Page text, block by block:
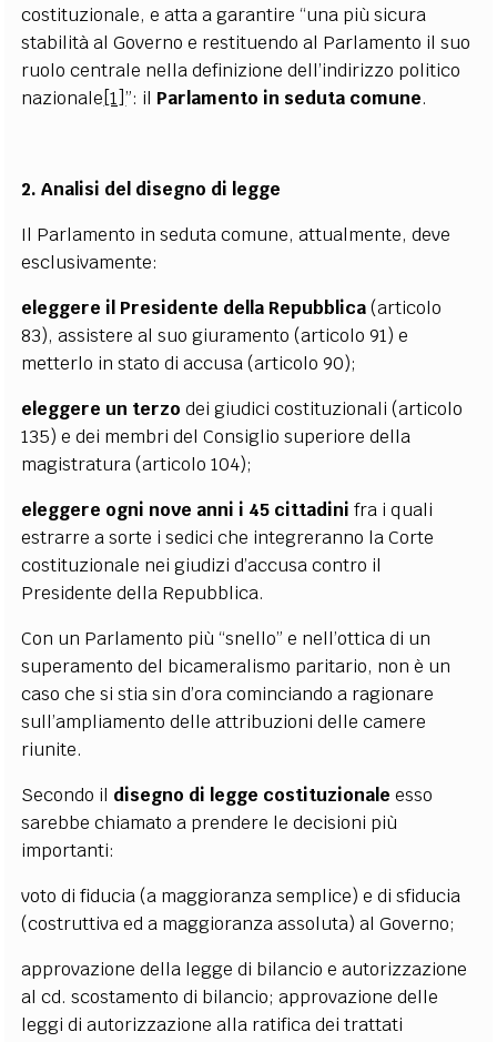
costituzionale, e atta a garantire “una più sicura
stabilità al Governo e restituendo al Parlamento il suo
ruolo centrale nella definizione dell’indirizzo politico
nazionale[1]”: il Parlamento in seduta comune.
2. Analisi del disegno di legge
Il Parlamento in seduta comune, attualmente, deve
esclusivamente:
eleggere il Presidente della Repubblica(articolo
83), assistere al suo giuramento (articolo 91) e
metterlo in stato di accusa (articolo 90);
eleggere un terzo dei giudici costituzionali (articolo
135) e dei membri del Consiglio superiore della
magistratura (articolo 104);
eleggere ogni nove anni i 45 cittadini fra i quali
estrarre a sorte i sedici che integreranno la Corte
costituzionale nei giudizi d’accusa contro il
Presidente della Repubblica.
Con un Parlamento più “snello” e nell’ottica di un
superamento del bicameralismo paritario, non è un
caso che si stia sin d’ora cominciando a ragionare
sull’ampliamento delle attribuzioni delle camere
riunite.
Secondo il disegno di legge costituzionale esso
sarebbe chiamato a prendere le decisioni più
importanti:
voto di fiducia (a maggioranza semplice) e di sfiducia
(costruttiva ed a maggioranza assoluta) al Governo;
approvazione della legge di bilancio e autorizzazione
al cd. scostamento di bilancio; approvazione delle
leggi di autorizzazione alla ratifica dei trattati